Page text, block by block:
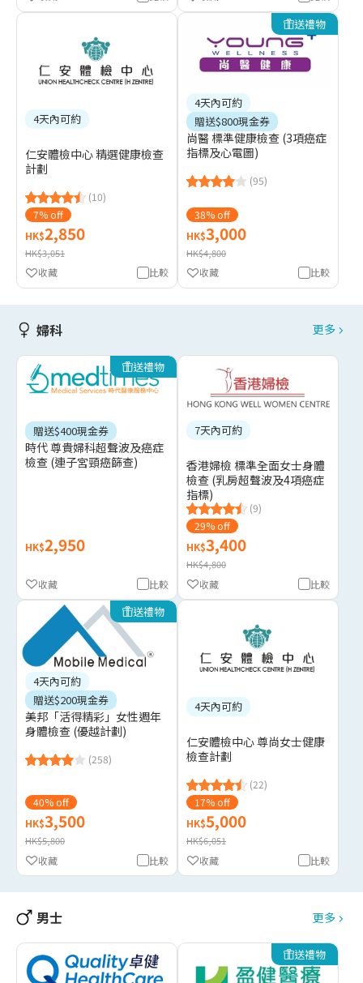
4天內可約
仁安體檢中心 精選健康檢查
計劃
(10)
7% off
HK$2,850
HK$3,051
比較
收藏
送禮物
4天內可約
贈送$800現金券
尚醫 標準健康檢查 (3項癌症
指標及心電圖)
(95)
38% off
HK$3,000
HK$4,800
比較
收藏
婦科 更多
送禮物
贈送$400現金券
時代 尊貴婦科超聲波及癌症
檢查 (連子宮頸癌篩查)
HK$2,950
比較
收藏
7天內可約
香港婦檢 標準全面女士身體
檢查 (乳房超聲波及4項癌症
指標)
(9)
29% off
HK$3,400
HK$4,800
比較
收藏
送禮物
4天內可約
贈送$200現金券
美邦「活得精彩」女性週年
身體檢查 (優越計劃)
(258)
40% off
HK$3,500
HK$5,800
比較
收藏
4天內可約
仁安體檢中心 尊尚女士健康
檢查計劃
(22)
17% off
HK$5,000
HK$6,051
比較
收藏
男士 更多
送禮物